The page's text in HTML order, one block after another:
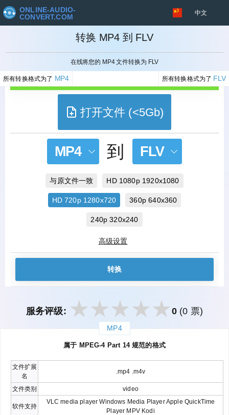
ONLINE-AUDIO-
CONVERT.COM
中文
转换 MP4 到 FLV
在线将您的 MP4 文件转换为 FLV
所有转换格式为了 MP4 所有转换格式为了 FLV
取消
打开文件 (<5Gb)
MP4 到 FLV
与原文件一致 HD 1080p 1920x1080
HD 720p 1280x720 360p 640x360
240p 320x240
高级设置
转换
服务评级: 0 (0 票)
MP4
属于 MPEG-4 Part 14 规范的格式
文件扩展
名
.mp4 .m4v
文件类别 video
软件支持
VLC media player Windows Media Player Apple QuickTime
Player MPV Kodi